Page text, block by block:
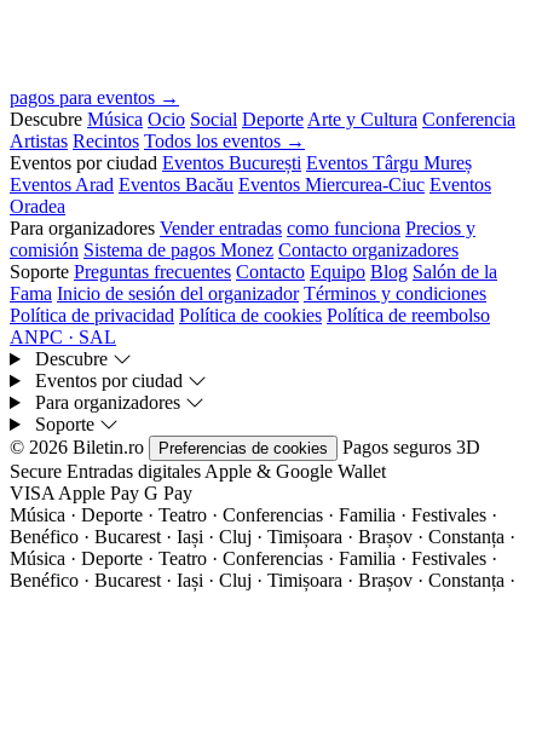
pagos para eventos →
Descubre Música Ocio Social Deporte Arte y Cultura Conferencia
Artistas Recintos Todos los eventos →
Eventos por ciudad Eventos București Eventos Târgu Mureș
Eventos Arad Eventos Bacău Eventos Miercurea-Ciuc Eventos
Oradea
Para organizadores Vender entradas como funciona Precios y
comisión Sistema de pagos Monez Contacto organizadores
Soporte Preguntas frecuentes Contacto Equipo Blog Salón de la
Fama Inicio de sesión del organizador Términos y condiciones
Política de privacidad Política de cookies Política de reembolso
ANPC · SAL
Descubre
Eventos por ciudad
Para organizadores
Soporte
© 2026 Biletin.ro
Preferencias de cookies Pagos seguros 3D
Secure Entradas digitales Apple & Google Wallet
VISA Apple Pay G Pay
Música · Deporte · Teatro · Conferencias · Familia · Festivales ·
Benéfico · Bucarest · Iași · Cluj · Timișoara · Brașov · Constanța ·
Música · Deporte · Teatro · Conferencias · Familia · Festivales ·
Benéfico · Bucarest · Iași · Cluj · Timișoara · Brașov · Constanța ·